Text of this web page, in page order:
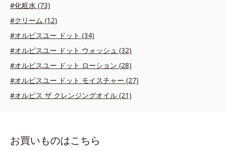
#化粧水 (73)
#クリーム (12)
#オルビスユー ドット (34)
#オルビスユー ドット ウォッシュ (32)
#オルビスユー ドット ローション (28)
#オルビスユー ドット モイスチャー (27)
#オルビス ザ クレンジングオイル (21)
お買いものはこちら